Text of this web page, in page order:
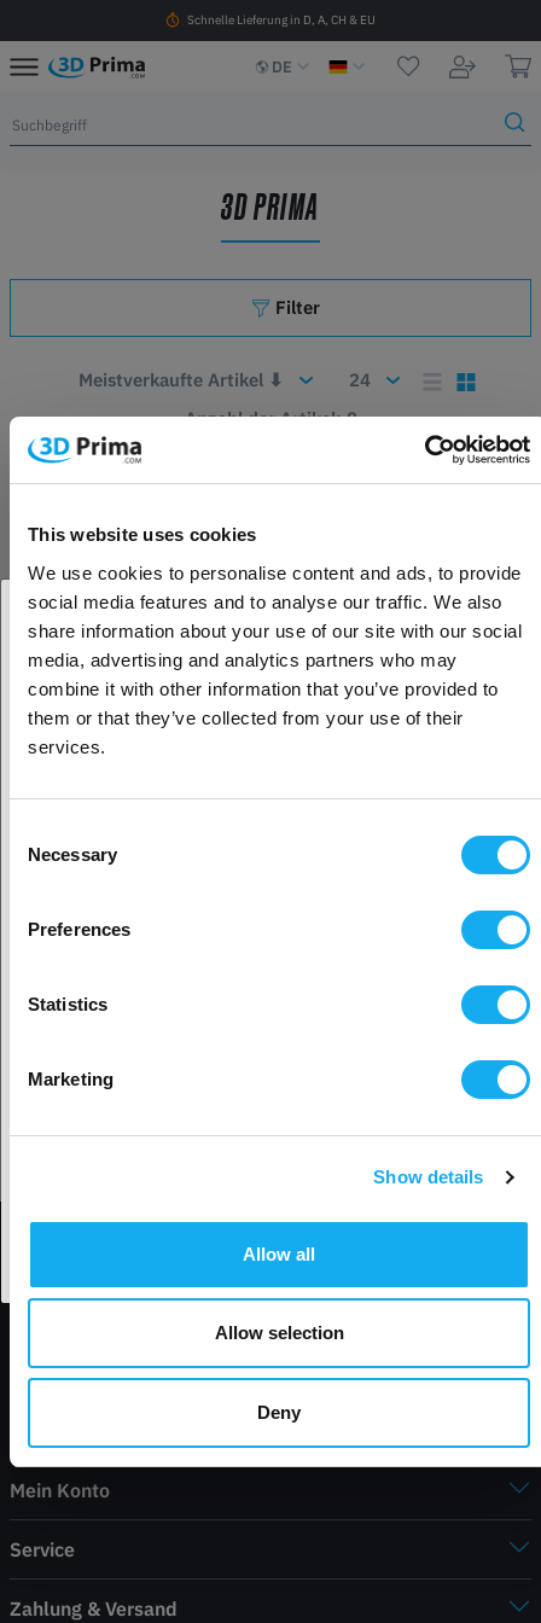
This website uses cookies
We use cookies to personalise content and ads, to provide
social media features and to analyse our traffic. We also
share information about your use of our site with our social
media, advertising and analytics partners who may
combine it with other information that you’ve provided to
them or that they’ve collected from your use of their
services.
Selection
Necessary
Preferences
Statistics
Marketing
Show details
Allow all
Allow selection
Deny
Schnelle Lieferung in D, A, CH & EU
DE
3D PRIMA
Filter
Anzahl der Artikel: 0
3D-Druck: Verfahren, Methoden und Technologien
3D-Druck: Tipps, Tricks & Begriffe – hier klicken!
Kontakt
Mein Konto
Service
Zahlung & Versand
1. Sind Sie Geschäftskunde oder Privatkunde?
Geschäftskunde
Privatkunde